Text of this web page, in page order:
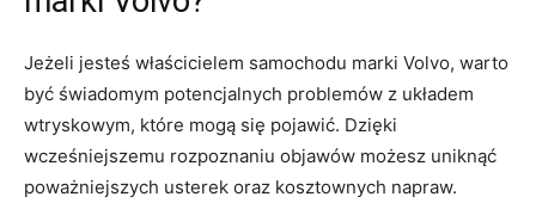
Jeżeli jesteś​ właścicielem samochodu marki Volvo, warto
być świadomym potencjalnych ⁤problemów‍ z układem
wtryskowym,​ które mogą się ⁣pojawić. Dzięki
‍wcześniejszemu rozpoznaniu objawów możesz uniknąć
poważniejszych usterek​ oraz kosztownych napraw.